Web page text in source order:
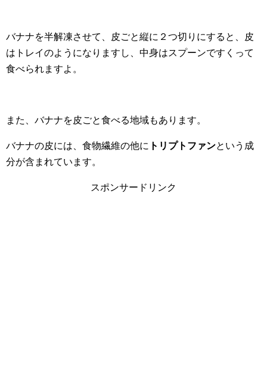
バナナを半解凍させて、皮ごと縦に２つ切りにすると、皮
はトレイのようになりますし、中身はスプーンですくって
食べられますよ。
また、バナナを皮ごと食べる地域もあります。
バナナの皮には、食物繊維の他に トリプトファンという成
分が含まれています。
スポンサードリンク